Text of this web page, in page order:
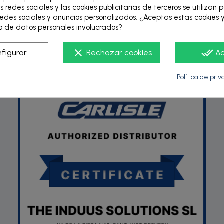
redes sociales y las cookies publicitarias de terceros se utilizan
sociales y anuncios personalizados. ¿Aceptas estas cookies
de datos personales involucrados?
done_all
clear Rechazar cookies
Política de